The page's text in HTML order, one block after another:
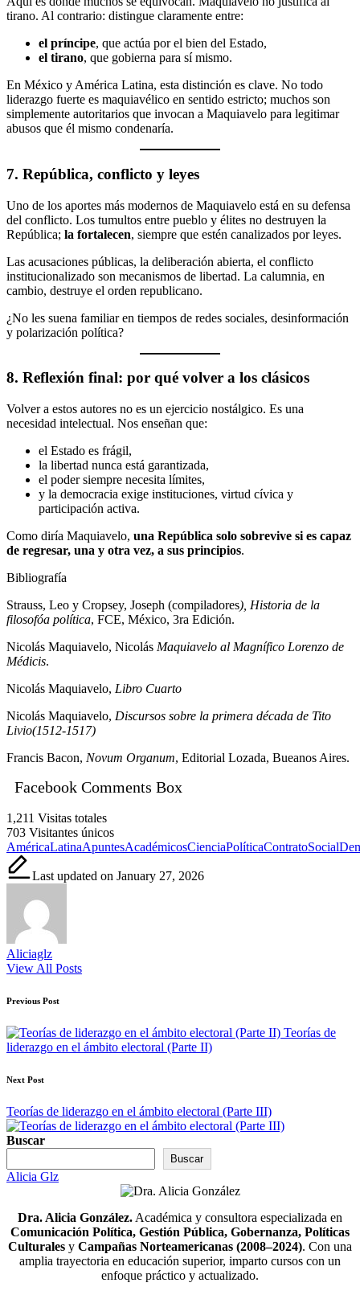
tirano. Al contrario: distingue claramente entre:
el príncipe, que actúa por el bien del Estado,
el tirano, que gobierna para sí mismo.
En México y América Latina, esta distinción es clave. No todo
liderazgo fuerte es maquiavélico en sentido estricto; muchos son
simplemente autoritarios que invocan a Maquiavelo para legitimar
abusos que él mismo condenaría.
7. República, conflicto y leyes
Uno de los aportes más modernos de Maquiavelo está en su defensa
del conflicto. Los tumultos entre pueblo y élites no destruyen la
República; la fortalecen, siempre que estén canalizados por leyes.
Las acusaciones públicas, la deliberación abierta, el conflicto
institucionalizado son mecanismos de libertad. La calumnia, en
cambio, destruye el orden republicano.
¿No les suena familiar en tiempos de redes sociales, desinformación
y polarización política?
8. Reflexión final: por qué volver a los clásicos
Volver a estos autores no es un ejercicio nostálgico. Es una
necesidad intelectual. Nos enseñan que:
el Estado es frágil,
la libertad nunca está garantizada,
el poder siempre necesita límites,
y la democracia exige instituciones, virtud cívica y
participación activa.
Como diría Maquiavelo, una República solo sobrevive si es capaz
de regresar, una y otra vez, a sus principios.
Bibliografía
Strauss, Leo y Cropsey, Joseph (compiladores), Historia de la
filosofóa política, FCE, México, 3ra Edición.
Nicolás Maquiavelo, Nicolás Maquiavelo al Magnífico Lorenzo de
Médicis.
Nicolás Maquiavelo, Libro Cuarto
Nicolás Maquiavelo, Discursos sobre la primera década de Tito
Livio(1512-1517)
Francis Bacon, Novum Organum, Editorial Lozada, Bueanos Aires.
Facebook Comments Box
1,211 Visitas totales
703 Visitantes únicos
Tags:
AméricaLatinaApuntesAcadémicosCienciaPolíticaContratoSocial
Last updated on January 27, 2026
Aliciaglz
View All Posts
Post
navigation
Previous Post
Teorías de
liderazgo en el ámbito electoral (Parte II)
Next Post
Teorías de liderazgo en el ámbito electoral (Parte III)
Buscar
Buscar
Alicia Glz
Dra. Alicia González. Académica y consultora especializada en
Comunicación Política, Gestión Pública, Gobernanza, Políticas
Culturales y Campañas Norteamericanas (2008–2024). Con una
amplia trayectoria en educación superior, imparto cursos con un
enfoque práctico y actualizado.